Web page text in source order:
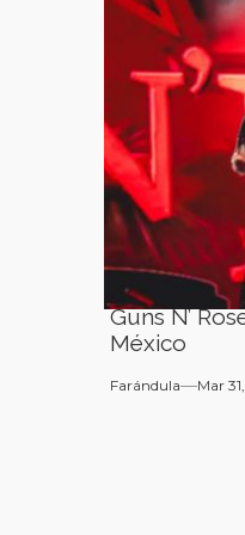
Guns N’
México
Farándula Mar